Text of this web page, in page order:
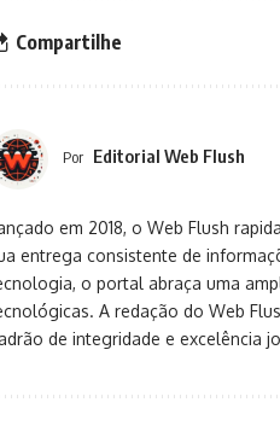
Compartilhe
Por Editorial Web Flush
em 2018, o Web Flush
entrega consistente de
o portal abraça uma
A redação do Web
de integridade e excelência